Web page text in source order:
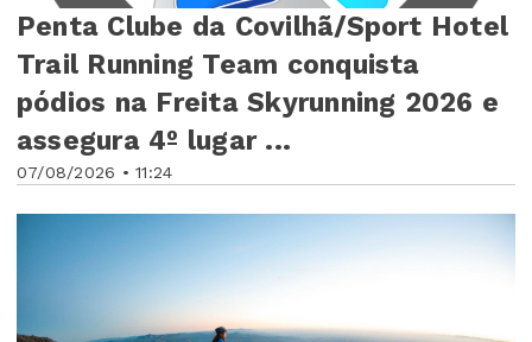
07/08/2026 • 11:24
Penta Clube da Covilhã/Sport Hotel
Trail Running Team conquista
pódios na Freita Skyrunning 2026 e
assegura 4º lugar ...